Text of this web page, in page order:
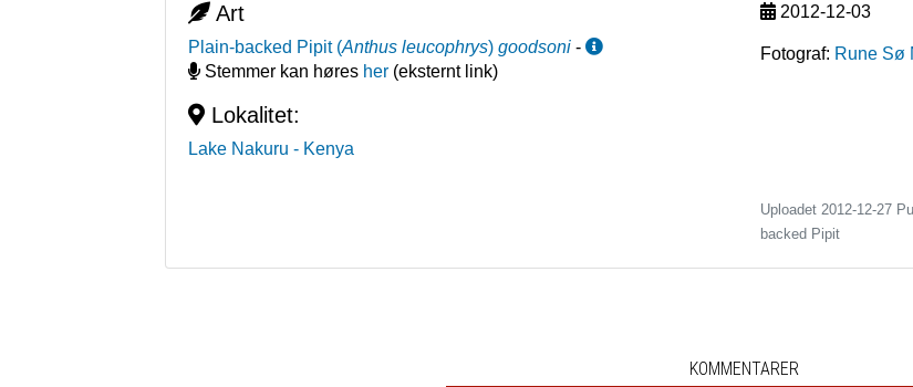
Art
Plain-backed Pipit (Anthus leucophrys)goodsoni -
Stemmer kan høres her (eksternt link)
Lokalitet:
Lake Nakuru - Kenya
2012-12-03
Fotograf: Rune Sø
Uploadet 2012-12-27
backed Pipit
KOMMENTARER